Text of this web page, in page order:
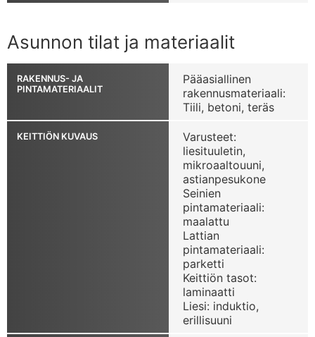
Asunnon tilat ja materiaalit
RAKENNUS- JA
PINTAMATERIAALIT
Pääasiallinen
rakennusmateriaali:
Tiili, betoni, teräs
KEITTIÖN KUVAUS
Varusteet:
liesituuletin,
mikroaaltouuni,
astianpesukone
Seinien
pintamateriaali:
maalattu
Lattian
pintamateriaali:
parketti
Keittiön tasot:
laminaatti
Liesi: induktio,
erillisuuni